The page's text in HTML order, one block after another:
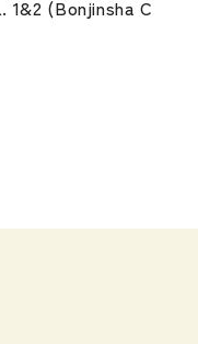
1&2 (Bonjinsha C